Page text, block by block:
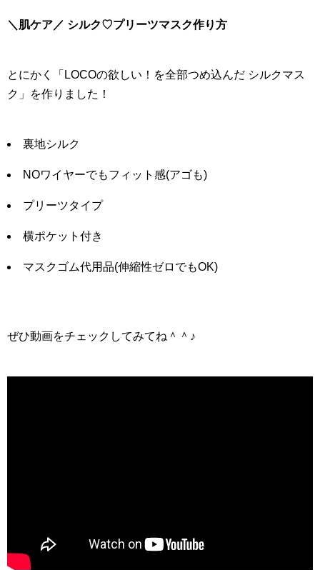
＼肌ケア／ シルク♡プリーツマスク作り方
とにかく「LOCOの欲しい！を全部つめ込んだ シルクマス
ク」を作りました！
裏地シルク
NOワイヤーでもフィット感(アゴも)
プリーツタイプ
横ポケット付き
マスクゴム代用品(伸縮性ゼロでもOK)
ぜひ動画をチェックしてみてね＾＾♪